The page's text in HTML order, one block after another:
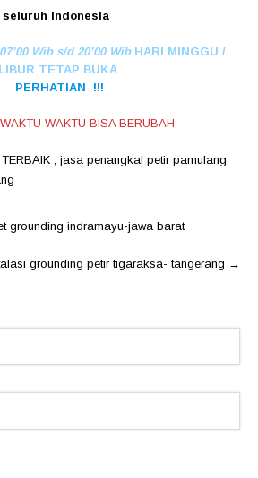
seluruh indonesia
Wib s/d 20’00 WibHARI MINGGU /
LIBUR TETAP BUKA
PERHATIAN !!!
WAKTU BISA BERUBAH
, jasa penangkal petir pamulang,
grounding indramayu-jawa barat
grounding petir tigaraksa- tangerang →